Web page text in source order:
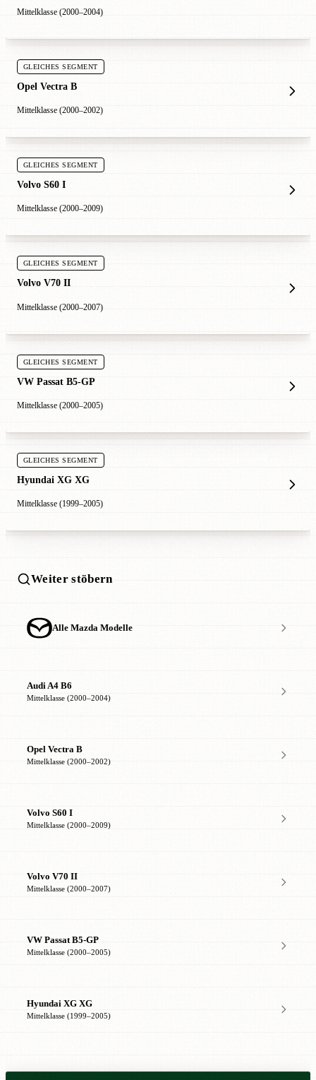
Mittelklasse (2000–2004)
GLEICHES SEGMENT
Opel Vectra B
Mittelklasse (2000–2002)
GLEICHES SEGMENT
Volvo S60 I
Mittelklasse (2000–2009)
GLEICHES SEGMENT
Volvo V70 II
Mittelklasse (2000–2007)
GLEICHES SEGMENT
VW Passat B5-GP
Mittelklasse (2000–2005)
GLEICHES SEGMENT
Hyundai XG XG
Mittelklasse (1999–2005)
Weiter stöbern
Alle Mazda Modelle
Audi A4 B6
Mittelklasse (2000–2004)
Opel Vectra B
Mittelklasse (2000–2002)
Volvo S60 I
Mittelklasse (2000–2009)
Volvo V70 II
Mittelklasse (2000–2007)
VW Passat B5-GP
Mittelklasse (2000–2005)
Hyundai XG XG
Mittelklasse (1999–2005)